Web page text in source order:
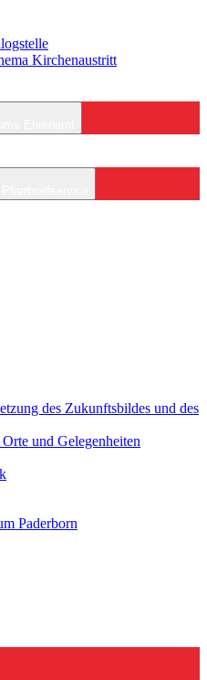
Kirchenaustritt
des Zukunftsbildes und des
und Gelegenheiten
Paderborn